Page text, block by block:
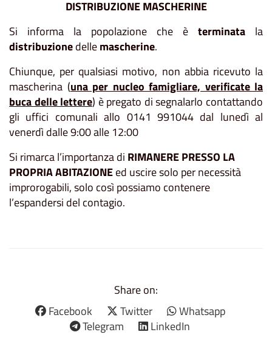
DISTRIBUZIONE MASCHERINE
Si informa la popolazione che è terminata la
distribuzionedellemascherine.
Chiunque, per qualsiasi motivo, non abbia ricevuto la
mascherina (una per nucleo famigliare, verificate la
buca delle lettere) è pregato di segnalarlo contattando
gli uffici comunali allo 0141 991044 dal lunedì al
venerdì dalle 9:00 alle 12:00
Si rimarca l’importanza di RIMANERE PRESSO LA
PROPRIA ABITAZIONEed uscire solo per necessità
improrogabili, solo così possiamo contenere
l’espandersi del contagio.
Share on:
Facebook
Twitter
Whatsapp
Telegram
LinkedIn